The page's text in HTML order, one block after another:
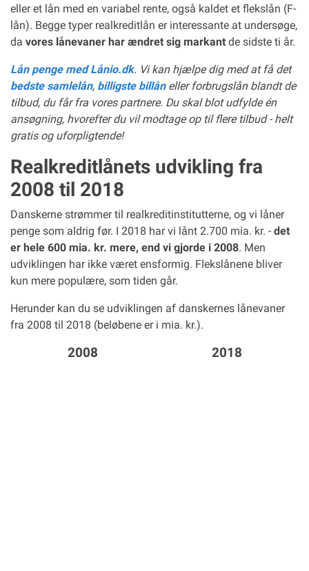
eller et lån med en variabel rente, også kaldet et flekslån (F-
lån). Begge typer realkreditlån er interessante at undersøge,
da vores lånevaner har ændret sig markant de sidste ti år.
Lån penge med Lånio.dk. Vi kan hjælpe dig med at få det
bedste samlelån, billigste billåneller forbrugslån blandt de
tilbud, du får fra vores partnere. Du skal blot udfylde én
ansøgning, hvorefter du vil modtage op til flere tilbud - helt
gratis og uforpligtende!
Realkreditlånets udvikling fra
2008 til 2018
Danskerne strømmer til realkreditinstitutterne, og vi låner
penge som aldrig før. I 2018 har vi lånt 2.700 mia. kr. - det
er hele 600 mia. kr. mere, end vi gjorde i 2008. Men
udviklingen har ikke været ensformig. Flekslånene bliver
kun mere populære, som tiden går.
Herunder kan du se udviklingen af danskernes lånevaner
fra 2008 til 2018 (beløbene er i mia. kr.).
2008 2018